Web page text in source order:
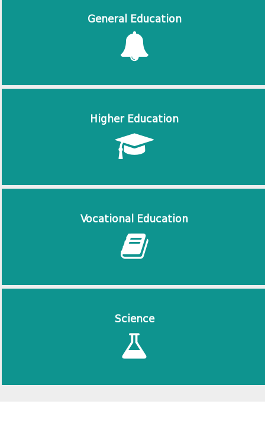
General Education
Higher Education
Vocational Education
Science